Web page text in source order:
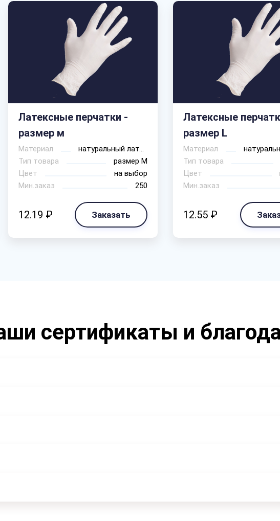
Латексные перчатки -
размер м
Материал
Тип товара
размер М
Цвет
на выбор
Мин.заказ
250
12.19 ₽ Заказать
Латексные
размер L
Материал
Тип товара
Цвет
Мин.заказ
12.55 ₽
сертификаты и